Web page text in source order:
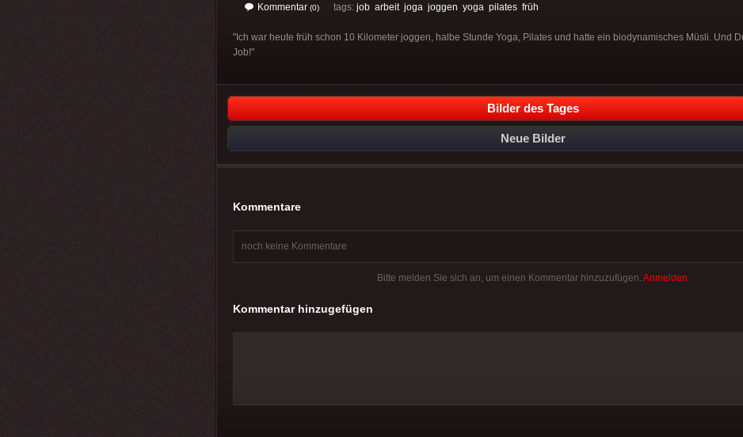
Kommentar (0) tags: job arbeit joga joggen yoga pilates früh
"Ich war heute früh schon 10 Kilometer joggen, halbe Stunde Yoga, Pilates und hatte ein biodynamisches Müsli. Und
Job!"
Bilder des Tages
Neue Bilder
Kommentare
noch keine Kommentare
Bitte melden Sie sich an, um einen Kommentar hinzuzufügen. Anmelden
Kommentar hinzugefügen